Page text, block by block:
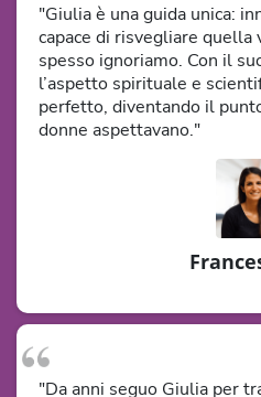
"Giulia è una guida unica:
capace di risvegliare
spesso ignoriamo. Con il
l’aspetto spirituale e
perfetto, diventando il
donne aspettavano."
"Da anni seguo Giulia per